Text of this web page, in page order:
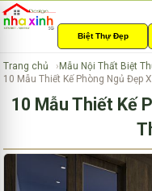
Biệt Thự Đẹp
Trang chủ
Mẫu Nội Thất Biệt
10 Mẫu Thiết Kế Phòng Ngủ Đẹp
10 Mẫu Thiết Kế